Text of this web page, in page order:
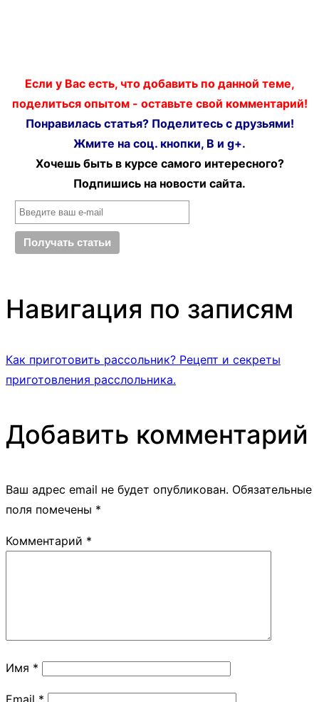
Если у Вас есть, что добавить по данной теме,
поделиться опытом - оставьте свой комментарий!
Понравилась статья? Поделитесь с друзьями!
Жмите на соц. кнопки, В и g+.
Хочешь быть в курсе самого интересного?
Подпишись на новости сайта.
Навигация по записям
Как приготовить рассольник? Рецепт и секреты
приготовления расслольника.
Добавить комментарий
Ваш адрес email не будет опубликован. Обязательные
поля помечены *
Комментарий *
Имя *